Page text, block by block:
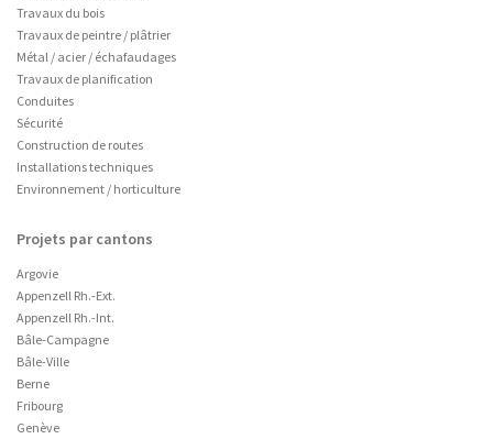
Travaux du bois
Travaux de peintre / plâtrier
Métal / acier / échafaudages
Travaux de planification
Conduites
Sécurité
Construction de routes
Installations techniques
Environnement / horticulture
Projets par cantons
Argovie
Appenzell Rh.-Ext.
Appenzell Rh.-Int.
Bâle-Campagne
Bâle-Ville
Berne
Fribourg
Genève